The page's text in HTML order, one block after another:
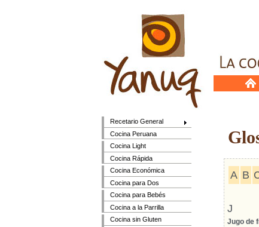
Recetario General
Cocina Peruana
Cocina Light
Cocina Rápida
Cocina Económica
Cocina para Dos
Cocina para Bebés
Cocina a la Parrilla
Cocina sin Gluten
A B
J
Jugo de